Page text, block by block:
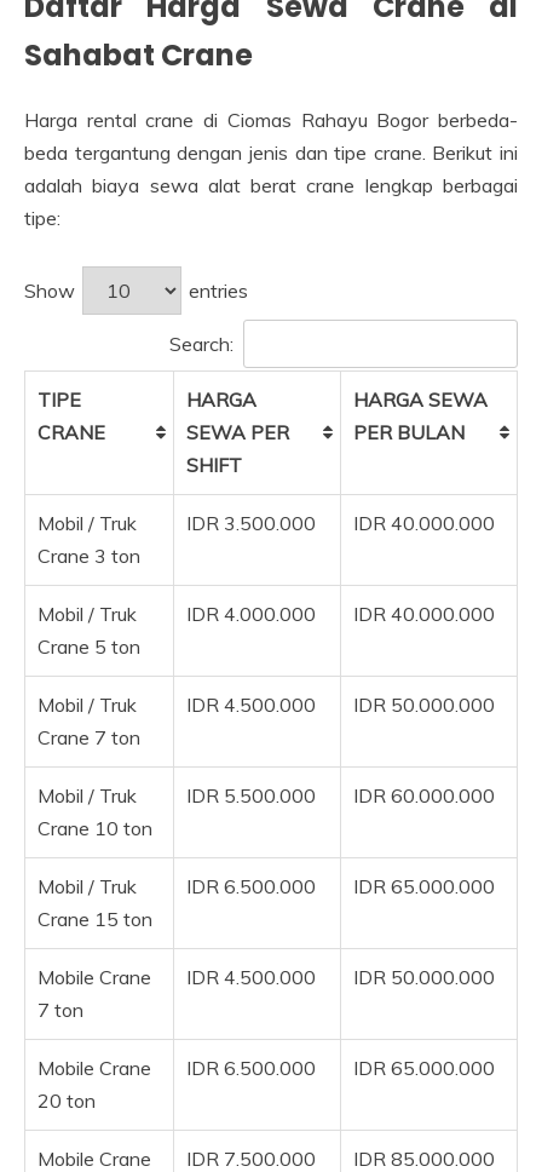
Sahabat Crane
Harga rental crane di Ciomas Rahayu Bogor berbeda-
beda tergantung dengan jenis dan tipe crane. Berikut ini
adalah biaya sewa alat berat crane lengkap berbagai
tipe:
Show entries
Search:
TIPE
CRANE
HARGA
SEWA PER
SHIFT
HARGA SEWA
PER BULAN
Mobil / Truk
Crane 3 ton
IDR 3.500.000 IDR 40.000.000
Mobil / Truk
Crane 5 ton
IDR 4.000.000 IDR 40.000.000
Mobil / Truk
Crane 7 ton
IDR 4.500.000 IDR 50.000.000
Mobil / Truk
Crane 10 ton
IDR 5.500.000 IDR 60.000.000
Mobil / Truk
Crane 15 ton
IDR 6.500.000 IDR 65.000.000
Mobile Crane
7 ton
IDR 4.500.000 IDR 50.000.000
Mobile Crane
20 ton
IDR 6.500.000 IDR 65.000.000
Mobile Crane
IDR 7.500.000 IDR 85.000.000